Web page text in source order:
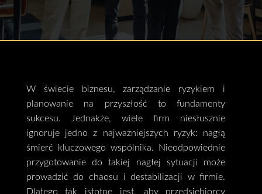
W świecie biznesu, zarządzanie ryzykiem i
planowanie na przyszłość to fundamenty
sukcesu. Jednakże, wiele firm niesłusznie
ignoruje jedno z najważniejszych ryzyk: nagłą
śmierć kluczowego wspólnika. Nieodpowiednie
przygotowanie do takiej nagłej sytuacji może
prowadzić do chaosu i destabilizacji w firmie.
Dlatego tak istotne jest, aby przedsiębiorcy